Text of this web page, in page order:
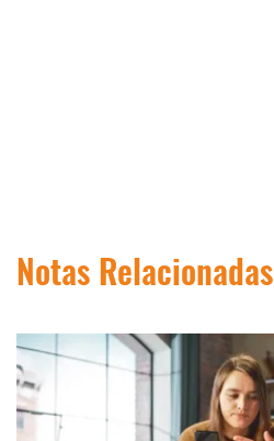
Notas Relacionadas